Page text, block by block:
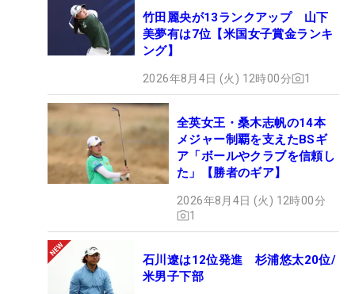
竹田麗央が13ランクアップ 山下
美夢有は7位【米国女子賞金ランキ
ング】
2026年8月4日 (火) 12時00分 1
全英女王・桑木志帆の14本
メジャー制覇を支えたBSギ
ア「ボールやクラブを信頼し
た」【勝者のギア】
2026年8月4日 (火) 12時00分
1
石川遼は12位発進 杉浦悠太20位/
米男子下部